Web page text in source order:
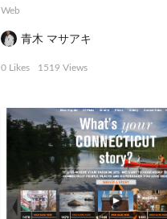
Web
青木 マサアキ
0 Likes 1519 Views